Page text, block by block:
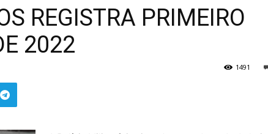
REGISTRA PRIMEIRO
2022
1491